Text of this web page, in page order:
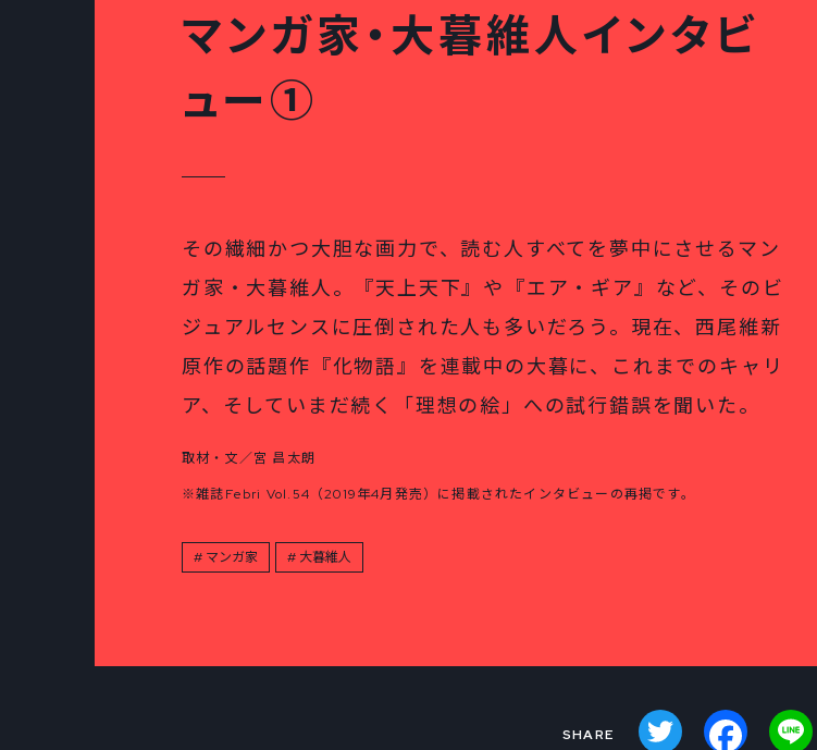
マンガ家・大暮維人インタビ
ュー①
その繊細かつ大胆な画力で、読む人すべてを夢中にさせるマン
ガ家・大暮維人。『天上天下』や『エア・ギア』など、そのビ
ジュアルセンスに圧倒された人も多いだろう。現在、西尾維新
原作の話題作『化物語』を連載中の大暮に、これまでのキャリ
ア、そしていまだ続く「理想の絵」への試行錯誤を聞いた。
取材・文／宮 昌太朗
※雑誌Febri Vol.54（2019年4月発売）に掲載されたインタビューの再掲です。
マンガ家 大暮維人
Twitter Facebook